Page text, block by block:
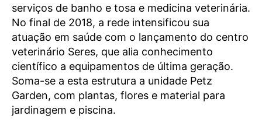
serviços de banho e tosa e medicina veterinária.
No final de 2018, a rede intensificou sua
atuação em saúde com o lançamento do centro
veterinário Seres, que alia conhecimento
científico a equipamentos de última geração.
Soma-se a esta estrutura a unidade Petz
Garden, com plantas, flores e material para
jardinagem e piscina.